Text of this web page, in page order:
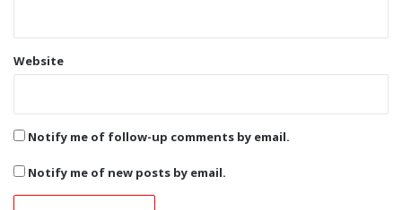
Website
Notify me of follow-up comments by email.
Notify me of new posts by email.